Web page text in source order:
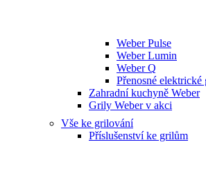
Weber Pulse
Weber Lumin
Weber Q
Přenosné
Zahradní kuchyně Weber
Grily Weber v akci
Vše ke grilování
Příslušenství ke grilům